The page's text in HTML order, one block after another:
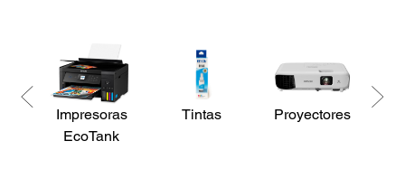
Impresoras
EcoTank
Tintas Proyectores